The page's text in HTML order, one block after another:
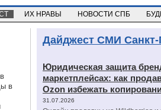
ИХ НРАВЫ НОВОСТИ СПБ
в
Дайджест СМИ Санкт-
Юридическая защита
маркетплейсах: как
Ozon избежать
31.07.2026